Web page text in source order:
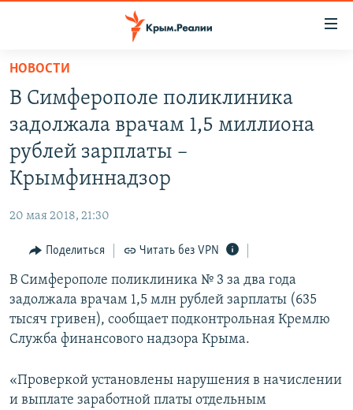
Вернуться
основному
содержанию
Вернутся
главной
Вернутся
поиску
НОВОСТИ
СПЕЦПРОЕКТЫ
ГРУЗ 200
КАРТА ВОЕННЫХ ОБЪЕКТОВ КРЫМА
ВОДА
ИСТОРИЯ
ИНФОГРАФИКА
ТЕЛЕПРОЕКТ КРЫМ.РЕАЛИИ
СОВЕТЫ ПРАВОЗАЩИТНИКОВ
ПРОПАВШИЕ БЕЗ ВЕСТИ
КРЫМ.НЕПОКОРЕННЫЙ
РАДІО СВОБОДА
КАК ОБОЙТИ БЛОКИРОВКУ
Українською
Qırımtatar
НОВОСТИ
В Симферополе поликлиника
задолжала врачам 1,5 миллиона
рублей зарплаты –
Крымфиннадзор
20 мая 2018, 21:30
Поделиться Читать без VPN
В Симферополе поликлиника № 3 за два года
задолжала врачам 1,5 млн рублей зарплаты (635
тысяч гривен), сообщает подконтрольная Кремлю
Служба финансового надзора Крыма.
«Проверкой установлены нарушения в начислении
и выплате заработной платы отдельным